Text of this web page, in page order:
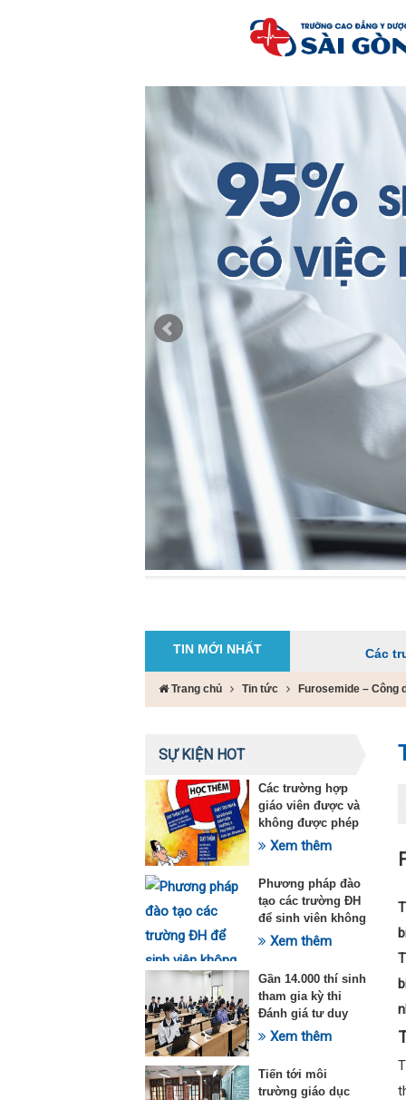
Các trường hợp
TIN MỚI NHẤT
Trang chủ Tin tức Furosemide – Công
SỰ KIỆN HOT
Các trường hợp
giáo viên được và
không được phép
dạy thêm theo
Xem thêm
Phương pháp đào
tạo các trường ĐH
để sinh viên không
quá tải với ngành
Xem thêm
Gần 14.000 thí sinh
tham gia kỳ thi
Đánh giá tư duy
đợt 1 năm 2025
Xem thêm
Tiến tới môi
trường giáo dục